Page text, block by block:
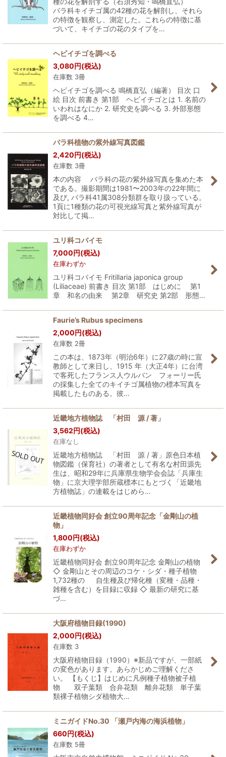
バラ科キイチゴ属の42種の花を解剖し、それら
の特徴を観察し、測定した。これらの特徴に基
づいて、キイチゴの花のタイプを…
ヘビイチゴを調べる
3,080円(税込)
在庫数 3冊
ヘビイチゴを調べる 鳴橋直弘（編著） 目次 口
絵 目次 前書き 第1部 ヘビイチゴとは 1. 名前の
いわれはなにか 2. 研究史を調べる 3. 外部形態
を調べる 4…
バラ科植物の紫外線写真図鑑
2,420円(税込)
在庫数 3冊
本の内容 バラ科の花の紫外線写真を集めた本
である。撮影期間は1981〜2003年の22年間に
及び, バラ科41属308分類群を取り扱っている。
1頁に1種類の花の可視光線写真と紫外線写真が
対比して掲…
ユリ科コバイモ
7,000円(税込)
在庫わずか
ユリ科コバイモ Fritillaria japonica group
(Liliaceae) 前書き 目次 第1部 はじめに 第1
章 和名の由来 第2章 研究史 第2部 形態…
Faurie’s Rubus specimens
2,000円(税込)
在庫数 2冊
この本は、1873年（明治6年）に27歳の時に宣
教師として来日し、1915 年（大正4年）に台湾
で客死したフランス人ウルバン フォーリー氏
の採集した全てのキイチゴ属植物の標本写真を
掲載したものある。彼…
近畿地方植物誌 「村田 源 / 著」
3,562円(税込)
在庫なし
近畿地方植物誌 「村田 源 / 著」原色日本植
物図鑑（保育社）の著者として有名な村田源先
生は、昭和29年に兵庫県生物学会会誌「兵庫生
物」に京大理学部所蔵標本にもとづく「近畿地
方植物誌」の連載をはじめら…
近畿植物同好会 創立90周年記念「金剛山の植
物」
1,800円(税込)
在庫わずか
近畿植物同好会 創立90周年記念 金剛山の植物
◇ 金剛山とその周辺のコケ・シダ・種子植物
1,732種の 自生種及び帰化種（変種・品種・
雑種を含む）を目録に収録 ◇ 最新の研究に基
づ…
大阪府植物目録(1990)
2,000円(税込)
在庫数 3
大阪府植物目録（1990）※新品ですが、一部紙
の変色があります。あらかじめご理解くださ
い。 【もくじ】はじめに凡例種子植物被子植
物 双子葉類 合弁花類 離弁花類 単子葉
類裸子植物シダ植物大…
ミニガイドNo.30 「瀬戸内海の海浜植物」
660円(税込)
在庫数 5冊